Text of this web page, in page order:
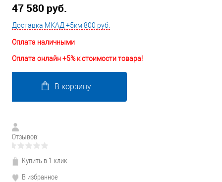
47 580 руб.
Доставка МКАД +5км 800 руб.
Оплата наличными
Оплата онлайн +5% к стоимости товара!
В корзину
Отзывов:
Купить в 1 клик
В избранное